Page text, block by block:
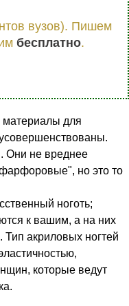
вузов). Пишем
бесплатно.
материалы для
Они не вреднее
но это то
ноготь;
к вашим, а на них
акриловых ногтей
которые ведут